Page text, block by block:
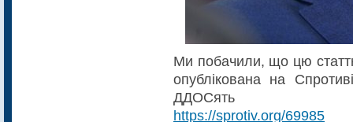
Ми побачили, що цю
опублікована на
ДДОСять
https://sprotiv.org/69985